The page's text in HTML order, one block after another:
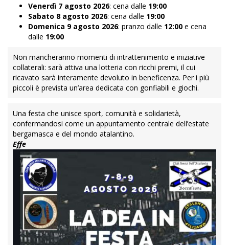
Venerdì 7 agosto 2026: cena dalle 19:00
Sabato 8 agosto 2026: cena dalle 19:00
Domenica 9 agosto 2026: pranzo dalle 12:00 e cena
dalle 19:00
Non mancheranno momenti di intrattenimento e iniziative
collaterali: sarà attiva una lotteria con ricchi premi, il cui
ricavato sarà interamente devoluto in beneficenza. Per i più
piccoli è prevista un’area dedicata con gonfiabili e giochi.
Una festa che unisce sport, comunità e solidarietà,
confermandosi come un appuntamento centrale dell’estate
bergamasca e del mondo atalantino.
Effe